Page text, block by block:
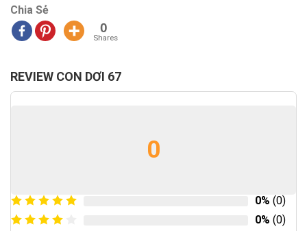
Chia Sẻ
0
Shares
REVIEW CON DƠI 67
0
0% (0)
0% (0)